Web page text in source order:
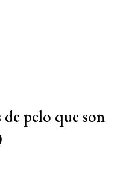
pelo que son